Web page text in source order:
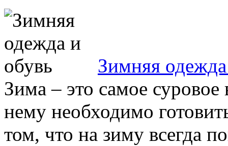
Зимняя
Зима – это самое
нему необходимо
том, что на зиму всегда